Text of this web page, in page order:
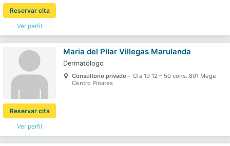
Ver perfil
Reservar cita
Ver perfil
Reservar cita
Maria del Pilar Villegas Marulanda
Dermatólogo
Consultorio privado - Cra 19 12 – 50 cons. 801 Mega
Centro Pinares